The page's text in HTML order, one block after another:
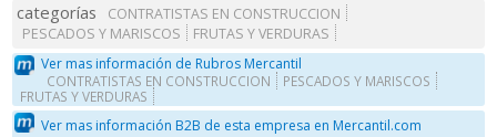
categorías
CONTRATISTAS EN CONSTRUCCION
PESCADOS Y MARISCOS
FRUTAS Y VERDURAS
Ver mas información de Rubros Mercantil
CONTRATISTAS EN CONSTRUCCION
PESCADOS Y MARISCOS
FRUTAS Y VERDURAS
Ver mas información B2B de esta empresa en Mercantil.com